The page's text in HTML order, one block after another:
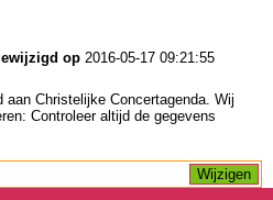
op 2016-05-17 09:21:55
aan Christelijke Concertagenda. Wij
Controleer altijd de gegevens